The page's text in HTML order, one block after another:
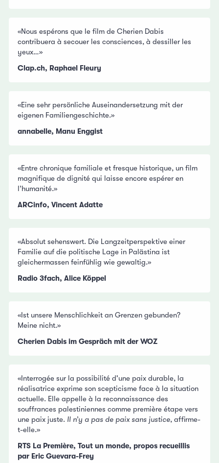
«Nous espérons que le film de Cherien Dabis
contribuera à secouer les consciences, à dessiller les
yeux…»
Clap.ch, Raphael Fleury
«Eine sehr persönliche Auseinandersetzung mit der
eigenen Familiengeschichte.»
annabelle, Manu Enggist
«Entre chronique familiale et fresque historique, un film
magnifique de dignité qui laisse encore espérer en
l’humanité.»
ARCinfo, Vincent Adatte
«Absolut sehenswert. Die Langzeitperspektive einer
Familie auf die politische Lage in Palästina ist
gleichermassen feinfühlig wie gewaltig.»
Radio 3fach, Alice Köppel
«Ist unsere Menschlichkeit an Grenzen gebunden?
Meine nicht.»
Cherien Dabis im Gespräch mit der WOZ
«Interrogée sur la possibilité d'une paix durable, la
réalisatrice exprime son scepticisme face à la situation
actuelle. Elle appelle à la reconnaissance des
souffrances palestiniennes comme première étape vers
une paix juste. Il n’y a pas de paix sans justice, affirme-
t-elle.»
RTS La Première, Tout un monde, propos recueillis
par Eric Guevara-Frey